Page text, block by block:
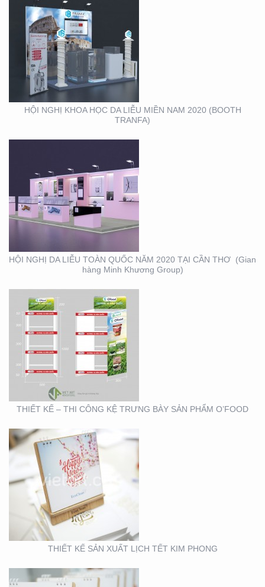
HỘI NGHỊ KHOA HỌC DA LIỄU MIỀN NAM 2020 (BOOTH
TRANFA)
HỘI NGHỊ DA LIỄU
TOÀN QUỐC NĂM 2020
TẠI CẦN THƠ (GIAN
HÀNG MINH KHƯƠNG
GROUP)
HỘI NGHỊ DA LIỄU TOÀN QUỐC NĂM 2020 TẠI CẦN THƠ (Gian
hàng Minh Khương Group)
THIẾT KẾ – THI CÔNG
KỆ TRƯNG BÀY SẢN
PHẨM O’FOOD
THIẾT KẾ – THI CÔNG KỆ TRƯNG BÀY SẢN PHẨM O’FOOD
THIẾT KẾ SẢN XUẤT
LỊCH TẾT KIM PHONG
THIẾT KẾ SẢN XUẤT LỊCH TẾT KIM PHONG
THIẾT KẾ VÀ SẢN XUẤT
LỊCH HTV